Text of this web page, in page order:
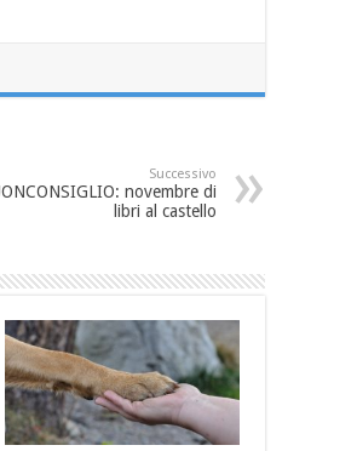
Successivo
novembre di
libri al castello